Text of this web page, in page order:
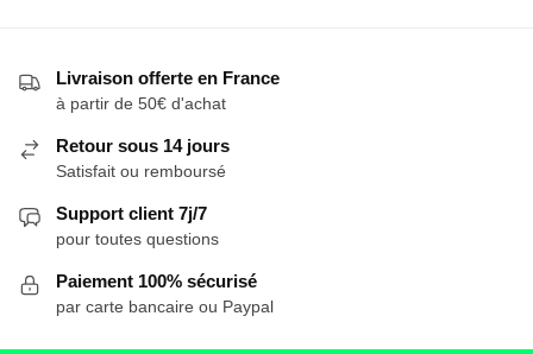
Livraison offerte en France
à partir de 50€ d'achat
Retour sous 14 jours
Satisfait ou remboursé
Support client 7j/7
pour toutes questions
Paiement 100% sécurisé
par carte bancaire ou Paypal